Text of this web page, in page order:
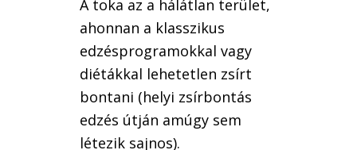
A toka az a hálátlan terület,
ahonnan a klasszikus
edzésprogramokkal vagy
diétákkal lehetetlen zsírt
bontani (helyi zsírbontás
edzés útján amúgy sem
létezik sajnos).